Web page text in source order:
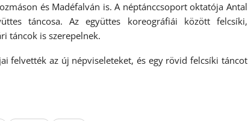
és Madéfalván is. A néptánccsoport oktatója Antal
táncosa. Az együttes koreográfiái között felcsíki,
táncok is szerepelnek.
felvették az új népviseleteket, és egy rövid felcsíki táncot